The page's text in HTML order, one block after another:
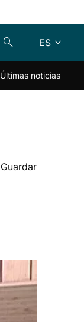
ES
En directo
Últimas noticias
Guardar